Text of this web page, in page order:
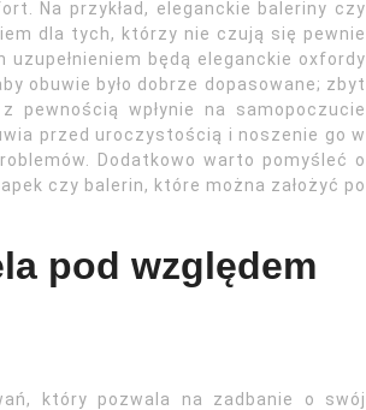
Na przykład, eleganckie baleriny czy
dla tych, którzy nie czują się pewnie
będą eleganckie oxfordy
obuwie było dobrze dopasowane; zbyt
wpłynie na samopoczucie
przed uroczystością i noszenie go w
Dodatkowo warto pomyśleć o
czy balerin, które można założyć po
pod względem
który pozwala na zadbanie o swój